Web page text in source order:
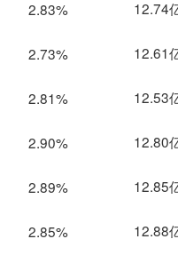
2.83% 12.74
2.73% 12.61
2.81% 12.53
2.90% 12.80
2.89% 12.85
2.85% 12.88